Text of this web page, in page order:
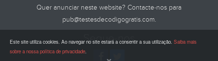
Quer anunciar neste website? Contacte-nos para
pub@testesdecodigogratis.com.
Segue-nos
Este site utiliza cookies. Ao navegar no site estará a consentir a sua utilização. Saiba mais
sobre a nossa política de privacidade.